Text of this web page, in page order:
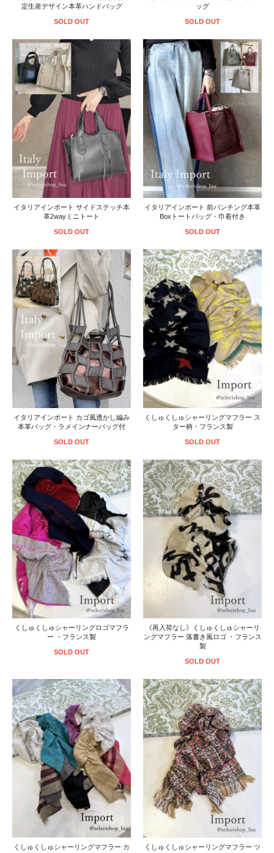
定生産デザイン本革ハンドバッグ
SOLD OUT
ッグ
SOLD OUT
イタリアインポート サイドステッチ本
革2wayミニトート
SOLD OUT
イタリアインポート 前パンチング本革
Boxトートバッグ・巾着付き
SOLD OUT
イタリアインポート カゴ風透かし編み
本革バッグ・ラメインナーバッグ付
SOLD OUT
くしゅくしゅシャーリングマフラー ス
ター柄・フランス製
SOLD OUT
くしゅくしゅシャーリングロゴマフラ
ー ・フランス製
SOLD OUT
《再入荷なし》くしゅくしゅシャーリ
ングマフラー 落書き風ロゴ ・フランス
製
SOLD OUT
くしゅくしゅシャーリングマフラー カ
くしゅくしゅシャーリングマフラー ツ